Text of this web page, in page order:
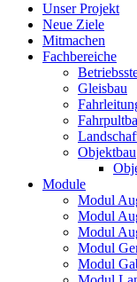
Unser Projekt
Neue Ziele
Mitmachen
Fachbereiche
Gleisbau
Objektbau
Module
Modul
Modul
Modul
Modul
Modul